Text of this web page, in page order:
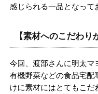
感じられる一品となって
【素材へのこだわり
今回、渡部さんに明太マ
有機野菜などの食品宅配
けに素材にはとてもこだ